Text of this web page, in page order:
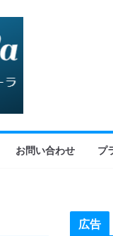
お問い合わせ プ
広告